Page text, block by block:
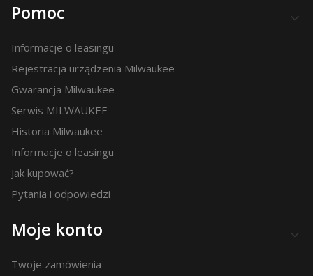
Pomoc
Informacje o leasingu
Rejestracja urządzenia Milwaukee
Gwarancja Milwaukee
Serwis MILWAUKEE
Historia Milwaukee
Informacje o leasingu
Jak kupować?
Pytania i odpowiedzi
Moje konto
Twoje zamówienia